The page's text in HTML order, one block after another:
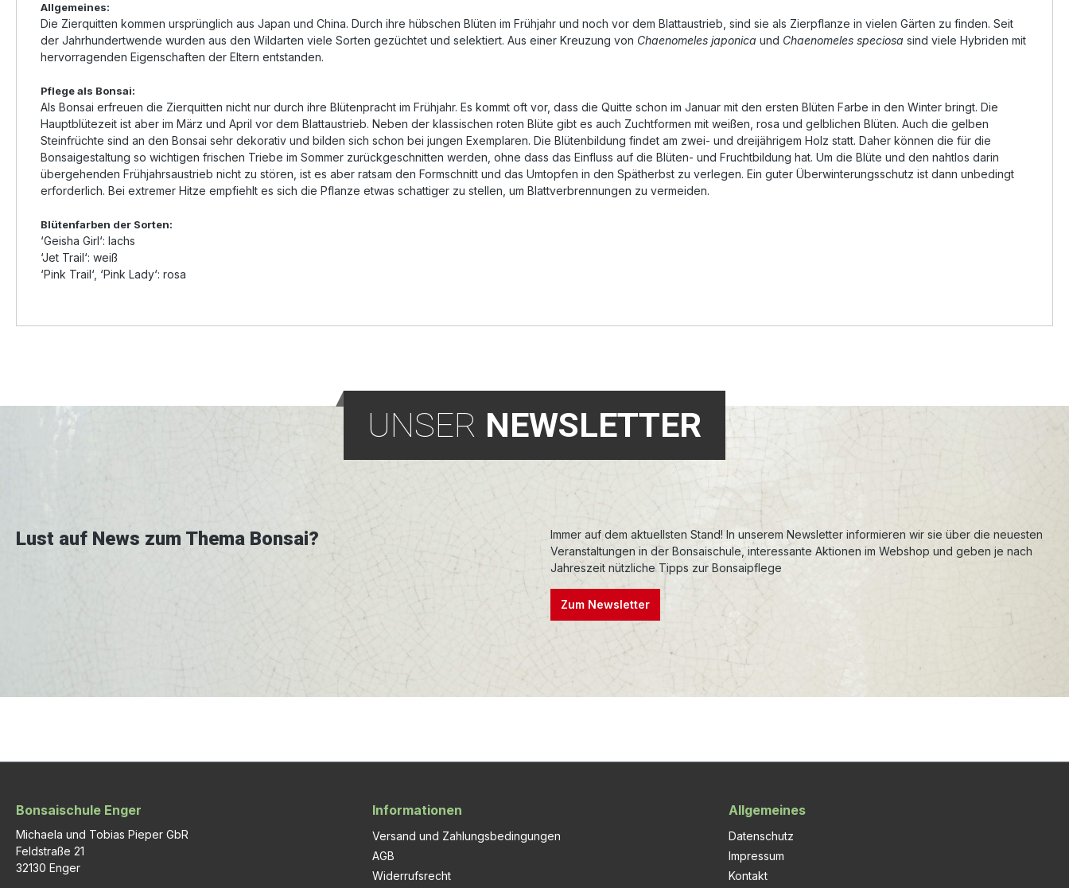
Allgemeines:
Die Zierquitten kommen ursprünglich aus Japan und China. Durch ihre hübschen Blüten im Frühjahr und noch vor dem Blattaustrieb, sind sie als Zierpflanze in vielen Gärten zu finden. Seit
der Jahrhundertwende wurden aus den Wildarten viele Sorten gezüchtet und selektiert. Aus einer Kreuzung von Chaenomeles japonica und Chaenomeles speciosa sind viele Hybriden mit
hervorragenden Eigenschaften der Eltern entstanden.
Pflege als Bonsai:
Als Bonsai erfreuen die Zierquitten nicht nur durch ihre Blütenpracht im Frühjahr. Es kommt oft vor, dass die Quitte schon im Januar mit den ersten Blüten Farbe in den Winter bringt. Die
Hauptblütezeit ist aber im März und April vor dem Blattaustrieb. Neben der klassischen roten Blüte gibt es auch Zuchtformen mit weißen, rosa und gelblichen Blüten. Auch die gelben
Steinfrüchte sind an den Bonsai sehr dekorativ und bilden sich schon bei jungen Exemplaren. Die Blütenbildung findet am zwei- und dreijährigem Holz statt. Daher können die für die
Bonsaigestaltung so wichtigen frischen Triebe im Sommer zurückgeschnitten werden, ohne dass das Einfluss auf die Blüten- und Fruchtbildung hat. Um die Blüte und den nahtlos darin
übergehenden Frühjahrsaustrieb nicht zu stören, ist es aber ratsam den Formschnitt und das Umtopfen in den Spätherbst zu verlegen. Ein guter Überwinterungsschutz ist dann unbedingt
erforderlich. Bei extremer Hitze empfiehlt es sich die Pflanze etwas schattiger zu stellen, um Blattverbrennungen zu vermeiden.
Blütenfarben der Sorten:
‘Geisha Girl‘: lachs
‘Jet Trail‘: weiß
‘Pink Trail‘, ‘Pink Lady‘: rosa
UNSER NEWSLETTER
Lust auf News zum Thema Bonsai?
Immer auf dem aktuellsten Stand! In unserem Newsletter informieren wir sie über die neuesten
Veranstaltungen in der Bonsaischule, interessante Aktionen im Webshop und geben je nach
Jahreszeit nützliche Tipps zur Bonsaipflege
Zum Newsletter
Bonsaischule Enger
Michaela und Tobias Pieper GbR
Feldstraße 21
32130 Enger
Informationen
Versand und Zahlungsbedingungen
AGB
Widerrufsrecht
Allgemeines
Datenschutz
Impressum
Kontakt